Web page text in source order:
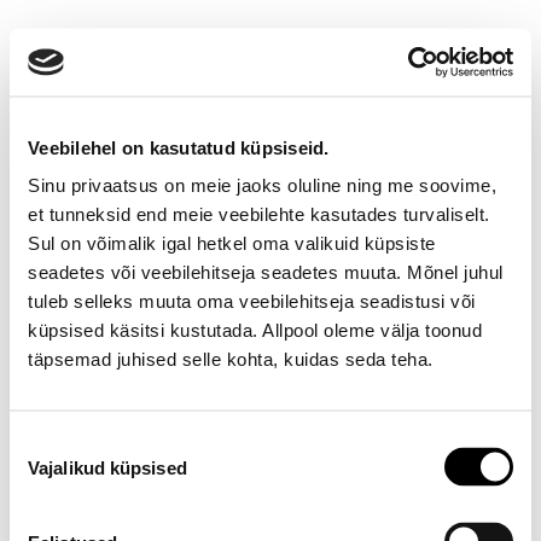
Veebilehel on kasutatud küpsiseid.
Sinu privaatsus on meie jaoks oluline ning me soovime,
et tunneksid end meie veebilehte kasutades turvaliselt.
Sul on võimalik igal hetkel oma valikuid küpsiste
seadetes või veebilehitseja seadetes muuta. Mõnel juhul
tuleb selleks muuta oma veebilehitseja seadistusi või
küpsised käsitsi kustutada. Allpool oleme välja toonud
täpsemad juhised selle kohta, kuidas seda teha.
valik
Vajalikud küpsised
Ootamatu viga!
Proovi varsti uuesti
Telefon E-R 9-17 6673334